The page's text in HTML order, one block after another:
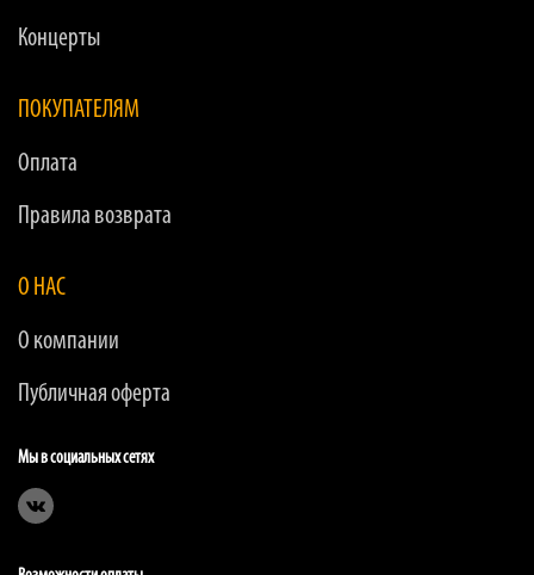
Концерты
ПОКУПАТЕЛЯМ
Оплата
Правила возврата
О НАС
О компании
Публичная оферта
Мы в социальных сетях